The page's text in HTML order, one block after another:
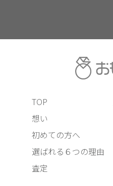
TOP
想い
初めての方へ
選ばれる６つの理由
査定